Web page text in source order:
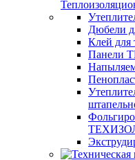
Дюбели
Клей для
Панели